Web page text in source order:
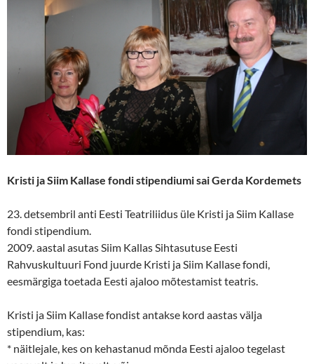
Kristi ja Siim Kallase fondi stipendiumi sai Gerda Kordemets
23. detsembril anti Eesti Teatriliidus üle Kristi ja Siim Kallase
fondi stipendium.
2009. aastal asutas Siim Kallas Sihtasutuse Eesti
Rahvuskultuuri Fond juurde Kristi ja Siim Kallase fondi,
eesmärgiga toetada Eesti ajaloo mõtestamist teatris.
Kristi ja Siim Kallase fondist antakse kord aastas välja
stipendium, kas:
* näitlejale, kes on kehastanud mõnda Eesti ajaloo tegelast